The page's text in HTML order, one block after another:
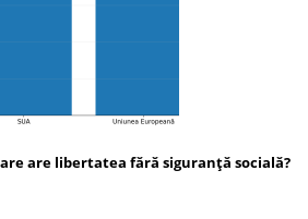
are libertatea fără siguranță socială?